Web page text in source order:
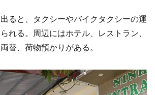
ると、タクシーやバイクタクシーの運
れる。周辺にはホテル、レストラン、
替、荷物預かりがある。